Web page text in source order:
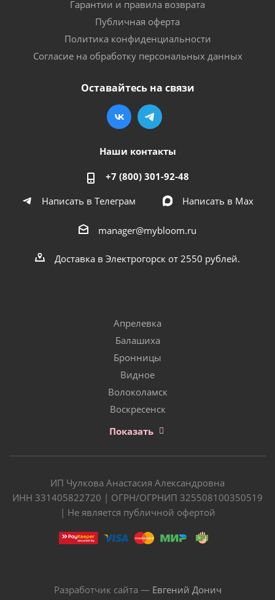
Гарантии и правила возврата
Публичная оферта
Политика конфиденциальности
Согласие на обработку персональных данных
Оставайтесь на связи
Наши контакты
+7 (800) 301-92-48
Написать в Телеграм
Написать в Мах
manager@mybloom.ru
Доставка в Электрогорск от 2550 рублей.
Апрелевка
Балашиха
Бронницы
Видное
Волоколамск
Воскресенск
Показать
ИП Чулкова Анастасия Александровна
ИНН 331405822720 | ОГРН/ОГРНИП 325508100350519
| Не является публичной офертой
Разработчик сайта — Евгений Донич